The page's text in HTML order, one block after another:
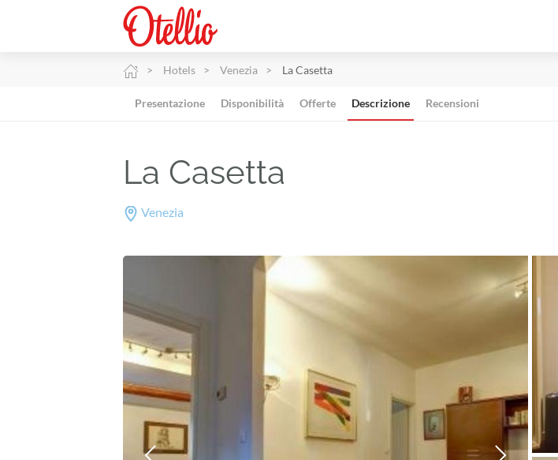
Hotels Venezia La Casetta
Presentazione Disponibilità Offerte Descrizione Recensioni
La Casetta
Venezia